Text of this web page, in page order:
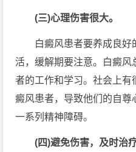
(三)心理伤害很大。
白癜风患者要养成良好
活，缓解期要注意。白癜
者的工作和学习。社会上有
癜风患者，导致他们的自
一系列精神障碍。
(四)避免伤害，及时治疗